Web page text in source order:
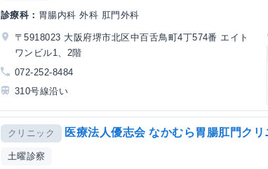
診療科： 胃腸内科 外科 肛門外科
〒5918023 大阪府堺市北区中百舌鳥町4丁574番 エイト
ワンビル1、2階
072-252-8484
310号線沿い
クリニック 医療法人優志会 なかむら胃腸肛門クリ
土曜診察